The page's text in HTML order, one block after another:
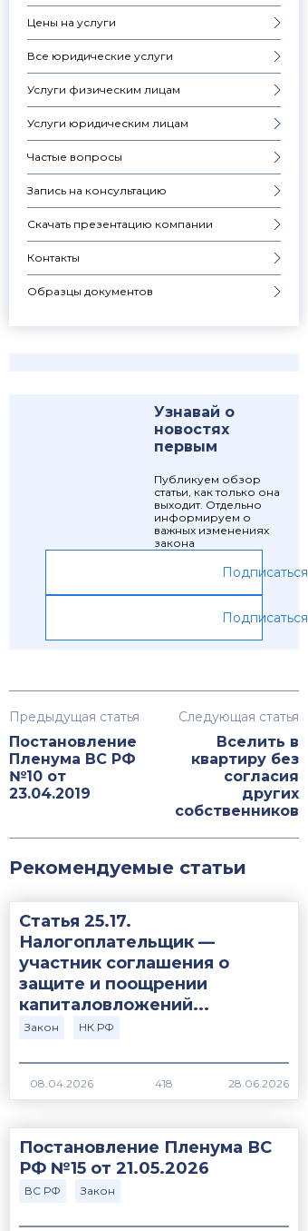
Цены на услуги
Все юридические услуги
Услуги физическим лицам
Услуги юридическим лицам
Частые вопросы
Запись на консультацию
Скачать презентацию компании
Контакты
Образцы документов
Узнавай о
новостях
первым
Публикуем обзор
статьи, как только она
выходит. Отдельно
информируем о
важных изменениях
закона
Подписаться
Подписаться
Предыдущая статья
Постановление
Пленума ВС РФ
№10 от
23.04.2019
Следующая статья
Вселить в
квартиру без
согласия
других
собственников
Рекомендуемые статьи
Статья 25.17.
Налогоплательщик —
участник соглашения о
защите и поощрении
капиталовложений...
Закон НК РФ
418
Постановление Пленума ВС
РФ №15 от 21.05.2026
ВС РФ Закон